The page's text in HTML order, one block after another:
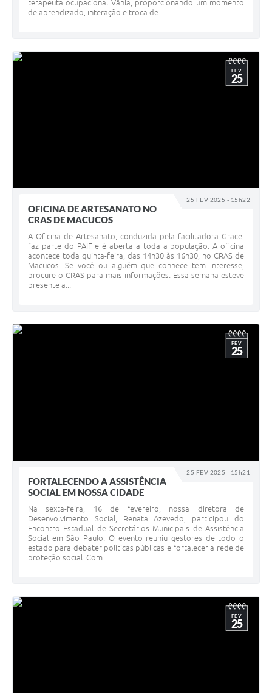
terapeuta ocupacional Vânia, proporcionando um momento
de aprendizado, interação e troca de...
25 FEV 2025 - 15h22
FEV
25
OFICINA DE ARTESANATO NO
CRAS DE MACUCOS
A Oficina de Artesanato, conduzida pela facilitadora Grace,
faz parte do PAIF e é aberta a toda a população. A oficina
acontece toda quinta-feira, das 14h30 às 16h30, no CRAS de
Macucos. Se você ou alguém que conhece tem interesse,
procure o CRAS para mais informações. Essa semana esteve
presente a...
25 FEV 2025 - 15h21
FEV
25
FORTALECENDO A ASSISTÊNCIA
SOCIAL EM NOSSA CIDADE
Na sexta-feira, 16 de fevereiro, nossa diretora de
Desenvolvimento Social, Renata Azevedo, participou do
Encontro Estadual de Secretários Municipais de Assistência
Social em São Paulo. O evento reuniu gestores de todo o
estado para debater políticas públicas e fortalecer a rede de
proteção social. Com...
FEV
25